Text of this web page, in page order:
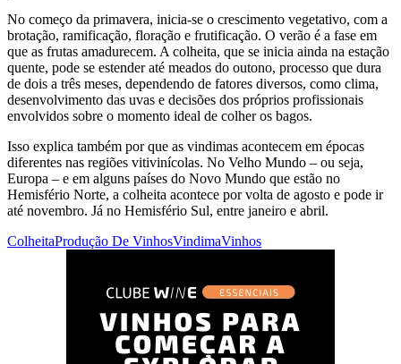
No começo da primavera, inicia-se o crescimento vegetativo, com a
brotação, ramificação, floração e frutificação. O verão é a fase em
que as frutas amadurecem. A colheita, que se inicia ainda na estação
quente, pode se estender até meados do outono, processo que dura
de dois a três meses, dependendo de fatores diversos, como clima,
desenvolvimento das uvas e decisões dos próprios profissionais
envolvidos sobre o momento ideal de colher os bagos.
Isso explica também por que as vindimas acontecem em épocas
diferentes nas regiões vitivinícolas. No Velho Mundo – ou seja,
Europa – e em alguns países do Novo Mundo que estão no
Hemisfério Norte, a colheita acontece por volta de agosto e pode ir
até novembro. Já no Hemisfério Sul, entre janeiro e abril.
ColheitaProdução De VinhosVindimaVinhos